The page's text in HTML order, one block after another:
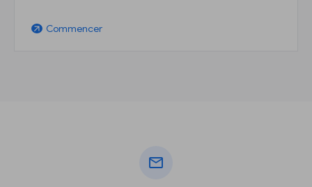
arrow_outward Commencer
mail